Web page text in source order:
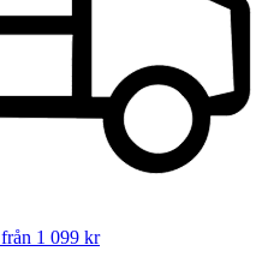
från 1 099 kr